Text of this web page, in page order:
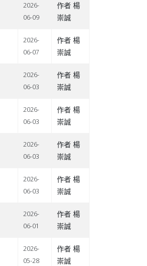
2026-
06-09
作者 楊
崇誠
2026-
06-07
作者 楊
崇誠
2026-
06-03
作者 楊
崇誠
2026-
06-03
作者 楊
崇誠
2026-
06-03
作者 楊
崇誠
2026-
06-03
作者 楊
崇誠
2026-
06-01
作者 楊
崇誠
2026-
05-28
作者 楊
崇誠